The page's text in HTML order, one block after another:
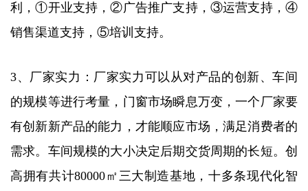
利，①开业支持，②广告推广支持，③运营支持，④
销售渠道支持，⑤培训支持。
3、厂家实力：厂家实力可以从对产品的创新、车间
的规模等进行考量，门窗市场瞬息万变，一个厂家要
有创新新产品的能力，才能顺应市场，满足消费者的
需求。车间规模的大小决定后期交货周期的长短。创
高拥有共计80000㎡三大制造基地，十多条现代化智